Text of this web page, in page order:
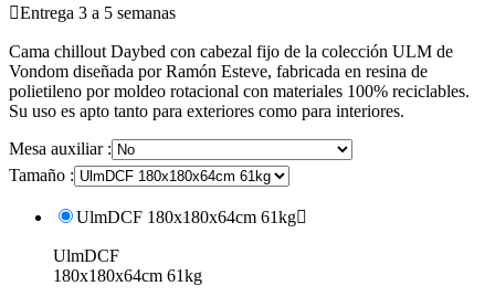
Entrega 3 a 5 semanas
Cama chillout Daybed con cabezal fijo de la colección ULM de
Vondom diseñada por Ramón Esteve, fabricada en resina de
polietileno por moldeo rotacional con materiales 100% reciclables.
Su uso es apto tanto para exteriores como para interiores.
Mesa auxiliar :
Tamaño :
UlmDCF 180x180x64cm 61kg
UlmDCF
180x180x64cm 61kg